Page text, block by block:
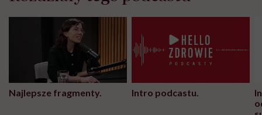
Najlepsze fragmenty. Intro podcastu.